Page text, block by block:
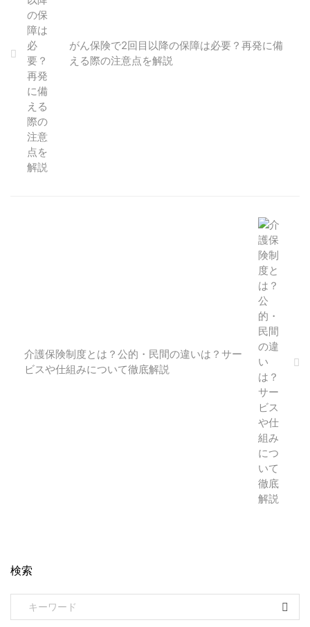
がん保険で2回目以降の保障は必要？再発に備
える際の注意点を解説
介護保険制度とは？公的・民間の違いは？サー
ビスや仕組みについて徹底解説
検索